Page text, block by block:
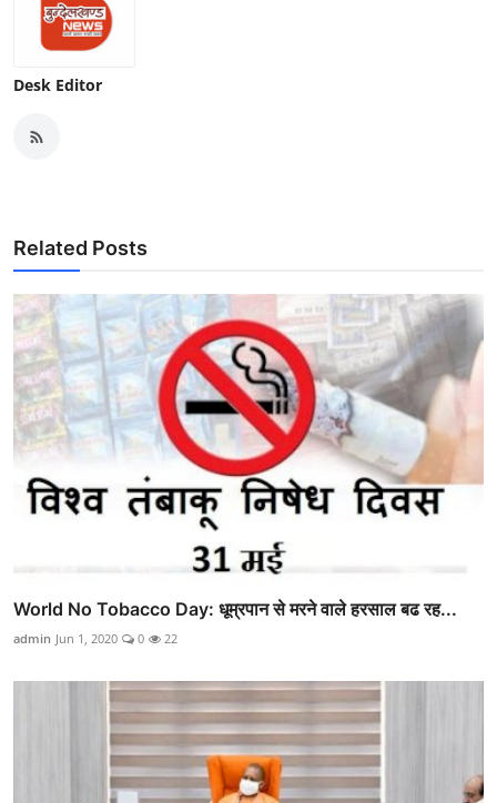
Desk Editor
Related Posts
World No Tobacco Day: धूम्रपान से मरने वाले हरसाल बढ रह...
admin Jun 1, 2020 0 22